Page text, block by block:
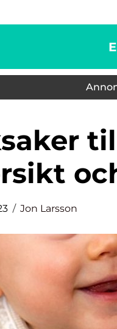
Jon Larsson